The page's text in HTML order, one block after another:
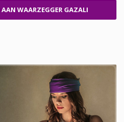
AAN WAARZEGGER GAZALI